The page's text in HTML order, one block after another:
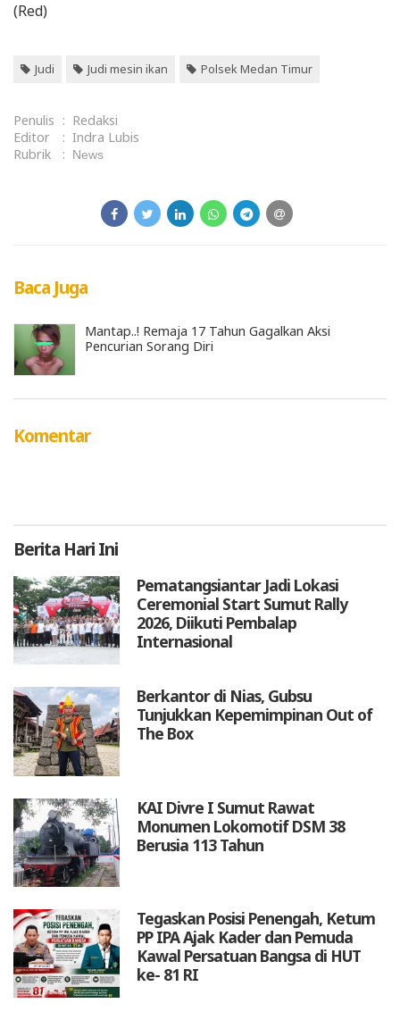
(Red)
Judi Judi mesin ikan Polsek Medan Timur
Penulis : Redaksi
Editor
: Indra Lubis
Rubrik
: News
Baca Juga
Mantap..! Remaja 17 Tahun Gagalkan Aksi
Pencurian Sorang Diri
Komentar
Berita Hari Ini
Pematangsiantar Jadi Lokasi
Ceremonial Start Sumut Rally
2026, Diikuti Pembalap
Internasional
Berkantor di Nias, Gubsu
Tunjukkan Kepemimpinan Out of
The Box
KAI Divre I Sumut Rawat
Monumen Lokomotif DSM 38
Berusia 113 Tahun
Tegaskan Posisi Penengah, Ketum
PP IPA Ajak Kader dan Pemuda
Kawal Persatuan Bangsa di HUT
ke- 81 RI